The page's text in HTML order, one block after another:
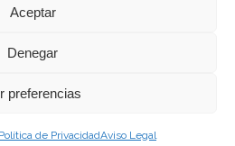
Aceptar
Denegar
preferencias
Política de PrivacidadAviso Legal
de gastos del Instituto Canario de
Agroalimentaria